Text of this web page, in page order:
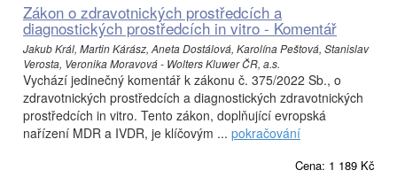
Zákon o zdravotnických prostředcích a
diagnostických prostředcích in vitro - Komentář
Jakub Král, Martin Kárász, Aneta Dostálová, Karolína Peštová, Stanislav
Verosta, Veronika Moravová - Wolters Kluwer ČR, a.s.
Vychází jedinečný komentář k zákonu č. 375/2022 Sb., o
zdravotnických prostředcích a diagnostických zdravotnických
prostředcích in vitro. Tento zákon, doplňující evropská
nařízení MDR a IVDR, je klíčovým ... pokračování
Cena: 1 189 Kč